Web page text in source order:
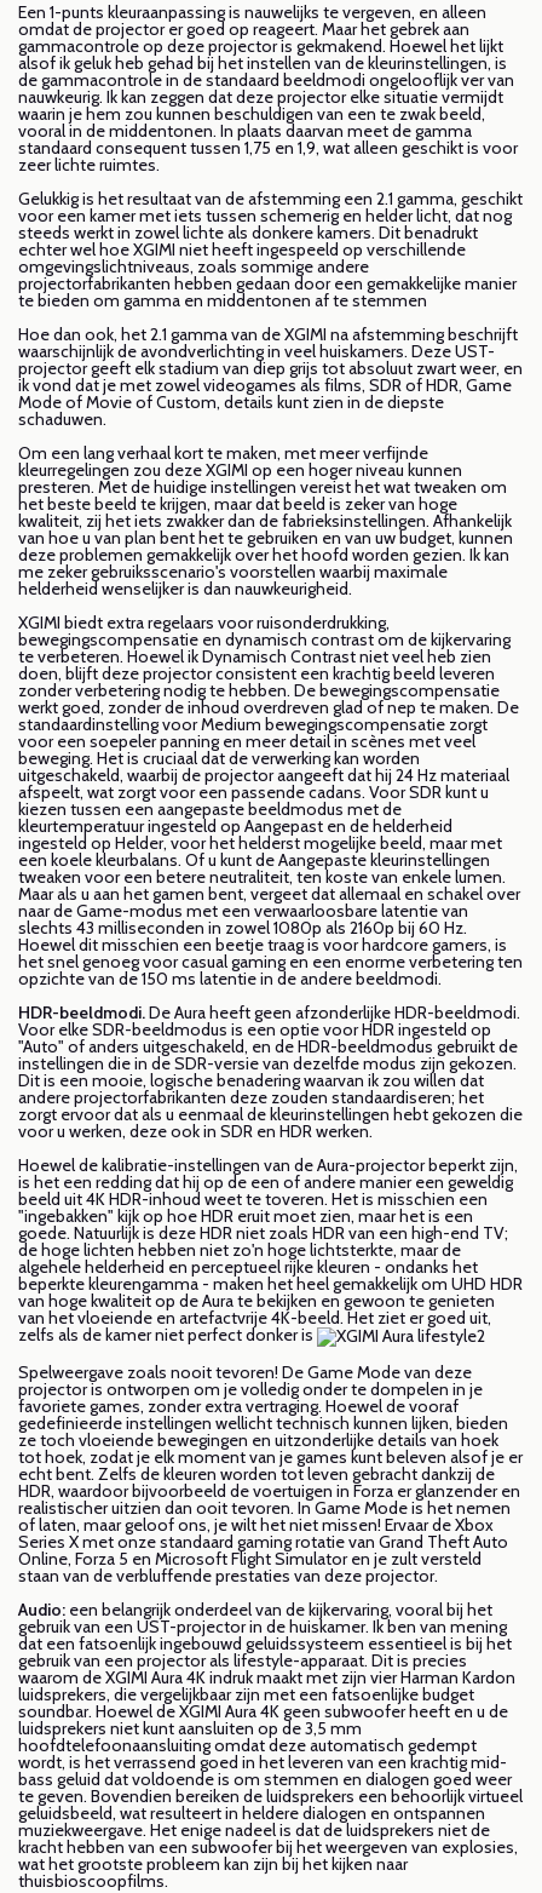
Een 1-punts kleuraanpassing is nauwelijks te vergeven, en alleen
omdat de projector er goed op reageert. Maar het gebrek aan
gammacontrole op deze projector is gekmakend. Hoewel het lijkt
alsof ik geluk heb gehad bij het instellen van de kleurinstellingen, is
de gammacontrole in de standaard beeldmodi ongelooflijk ver van
nauwkeurig. Ik kan zeggen dat deze projector elke situatie vermijdt
waarin je hem zou kunnen beschuldigen van een te zwak beeld,
vooral in de middentonen. In plaats daarvan meet de gamma
standaard consequent tussen 1,75 en 1,9, wat alleen geschikt is voor
zeer lichte ruimtes.
Gelukkig is het resultaat van de afstemming een 2.1 gamma, geschikt
voor een kamer met iets tussen schemerig en helder licht, dat nog
steeds werkt in zowel lichte als donkere kamers. Dit benadrukt
echter wel hoe XGIMI niet heeft ingespeeld op verschillende
omgevingslichtniveaus, zoals sommige andere
projectorfabrikanten hebben gedaan door een gemakkelijke manier
te bieden om gamma en middentonen af te stemmen
Hoe dan ook, het 2.1 gamma van de XGIMI na afstemming beschrijft
waarschijnlijk de avondverlichting in veel huiskamers. Deze UST-
projector geeft elk stadium van diep grijs tot absoluut zwart weer, en
ik vond dat je met zowel videogames als films, SDR of HDR, Game
Mode of Movie of Custom, details kunt zien in de diepste
schaduwen.
Om een lang verhaal kort te maken, met meer verfijnde
kleurregelingen zou deze XGIMI op een hoger niveau kunnen
presteren. Met de huidige instellingen vereist het wat tweaken om
het beste beeld te krijgen, maar dat beeld is zeker van hoge
kwaliteit, zij het iets zwakker dan de fabrieksinstellingen. Afhankelijk
van hoe u van plan bent het te gebruiken en van uw budget, kunnen
deze problemen gemakkelijk over het hoofd worden gezien. Ik kan
me zeker gebruiksscenario's voorstellen waarbij maximale
helderheid wenselijker is dan nauwkeurigheid.
XGIMI biedt extra regelaars voor ruisonderdrukking,
bewegingscompensatie en dynamisch contrast om de kijkervaring
te verbeteren. Hoewel ik Dynamisch Contrast niet veel heb zien
doen, blijft deze projector consistent een krachtig beeld leveren
zonder verbetering nodig te hebben. De bewegingscompensatie
werkt goed, zonder de inhoud overdreven glad of nep te maken. De
standaardinstelling voor Medium bewegingscompensatie zorgt
voor een soepeler panning en meer detail in scènes met veel
beweging. Het is cruciaal dat de verwerking kan worden
uitgeschakeld, waarbij de projector aangeeft dat hij 24 Hz materiaal
afspeelt, wat zorgt voor een passende cadans. Voor SDR kunt u
kiezen tussen een aangepaste beeldmodus met de
kleurtemperatuur ingesteld op Aangepast en de helderheid
ingesteld op Helder, voor het helderst mogelijke beeld, maar met
een koele kleurbalans. Of u kunt de Aangepaste kleurinstellingen
tweaken voor een betere neutraliteit, ten koste van enkele lumen.
Maar als u aan het gamen bent, vergeet dat allemaal en schakel over
naar de Game-modus met een verwaarloosbare latentie van
slechts 43 milliseconden in zowel 1080p als 2160p bij 60 Hz.
Hoewel dit misschien een beetje traag is voor hardcore gamers, is
het snel genoeg voor casual gaming en een enorme verbetering ten
opzichte van de 150 ms latentie in de andere beeldmodi.
HDR-beeldmodi.De Aura heeft geen afzonderlijke HDR-beeldmodi.
Voor elke SDR-beeldmodus is een optie voor HDR ingesteld op
"Auto" of anders uitgeschakeld, en de HDR-beeldmodus gebruikt de
instellingen die in de SDR-versie van dezelfde modus zijn gekozen.
Dit is een mooie, logische benadering waarvan ik zou willen dat
andere projectorfabrikanten deze zouden standaardiseren; het
zorgt ervoor dat als u eenmaal de kleurinstellingen hebt gekozen die
voor u werken, deze ook in SDR en HDR werken.
Hoewel de kalibratie-instellingen van de Aura-projector beperkt zijn,
is het een redding dat hij op de een of andere manier een geweldig
beeld uit 4K HDR-inhoud weet te toveren. Het is misschien een
"ingebakken" kijk op hoe HDR eruit moet zien, maar het is een
goede. Natuurlijk is deze HDR niet zoals HDR van een high-end TV;
de hoge lichten hebben niet zo'n hoge lichtsterkte, maar de
algehele helderheid en perceptueel rijke kleuren - ondanks het
beperkte kleurengamma - maken het heel gemakkelijk om UHD HDR
van hoge kwaliteit op de Aura te bekijken en gewoon te genieten
van het vloeiende en artefactvrije 4K-beeld. Het ziet er goed uit,
zelfs als de kamer niet perfect donker is
Spelweergave zoals nooit tevoren! De Game Mode van deze
projector is ontworpen om je volledig onder te dompelen in je
favoriete games, zonder extra vertraging. Hoewel de vooraf
gedefinieerde instellingen wellicht technisch kunnen lijken, bieden
ze toch vloeiende bewegingen en uitzonderlijke details van hoek
tot hoek, zodat je elk moment van je games kunt beleven alsof je er
echt bent. Zelfs de kleuren worden tot leven gebracht dankzij de
HDR, waardoor bijvoorbeeld de voertuigen in Forza er glanzender en
realistischer uitzien dan ooit tevoren. In Game Mode is het nemen
of laten, maar geloof ons, je wilt het niet missen! Ervaar de Xbox
Series X met onze standaard gaming rotatie van Grand Theft Auto
Online, Forza 5 en Microsoft Flight Simulator en je zult versteld
staan van de verbluffende prestaties van deze projector.
Audio: een belangrijk onderdeel van de kijkervaring, vooral bij het
gebruik van een UST-projector in de huiskamer. Ik ben van mening
dat een fatsoenlijk ingebouwd geluidssysteem essentieel is bij het
gebruik van een projector als lifestyle-apparaat. Dit is precies
waarom de XGIMI Aura 4K indruk maakt met zijn vier Harman Kardon
luidsprekers, die vergelijkbaar zijn met een fatsoenlijke budget
soundbar. Hoewel de XGIMI Aura 4K geen subwoofer heeft en u de
luidsprekers niet kunt aansluiten op de 3,5 mm
hoofdtelefoonaansluiting omdat deze automatisch gedempt
wordt, is het verrassend goed in het leveren van een krachtig mid-
bass geluid dat voldoende is om stemmen en dialogen goed weer
te geven. Bovendien bereiken de luidsprekers een behoorlijk virtueel
geluidsbeeld, wat resulteert in heldere dialogen en ontspannen
muziekweergave. Het enige nadeel is dat de luidsprekers niet de
kracht hebben van een subwoofer bij het weergeven van explosies,
wat het grootste probleem kan zijn bij het kijken naar
thuisbioscoopfilms.